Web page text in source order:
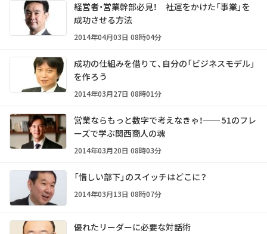
経営者・営業幹部必見！ 社運をかけた「事業」を
成功させる方法
2014年04月03日 08時04分
成功の仕組みを借りて、自分の「ビジネスモデル」
を作ろう
2014年03月27日 08時01分
営業ならもっと数字で考えなきゃ！── 51のフレ
ーズで学ぶ関西商人の魂
2014年03月20日 08時03分
「惜しい部下」のスイッチはどこに？
2014年03月13日 08時07分
優れたリーダーに必要な対話術